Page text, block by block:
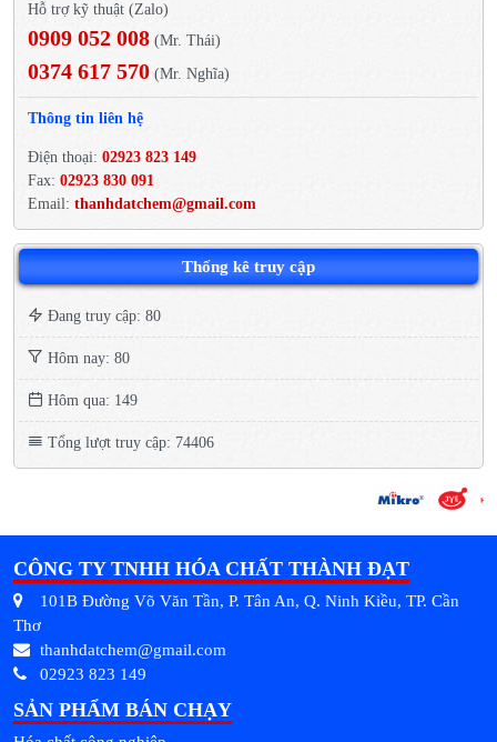
Hỗ trợ kỹ thuật (Zalo)
0909 052 008 (Mr. Thái)
0374 617 570 (Mr. Nghĩa)
Thông tin liên hệ
Điện thoại: 02923 823 149
Fax: 02923 830 091
Email: thanhdatchem@gmail.com
Thống kê truy cập
Đang truy cập: 80
Hôm nay: 80
Hôm qua: 149
Tổng lượt truy cập: 74406
CÔNG TY TNHH HÓA CHẤT THÀNH ĐẠT
101B Đường Võ Văn Tần, P. Tân An, Q. Ninh Kiều, TP. Cần
Thơ
thanhdatchem@gmail.com
02923 823 149
SẢN PHẨM BÁN CHẠY